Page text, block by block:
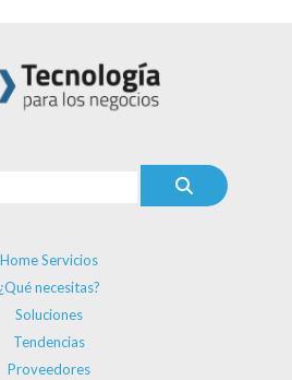
Home Servicios
¿Qué necesitas?
Soluciones
Tendencias
Proveedores